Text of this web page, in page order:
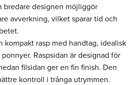
bredare designen möjliggör
avverkning, vilket sparar tid och
kompakt rasp med handtag, idealisk
Raspsidan är designad för
filsidan ger en fin finish. Den
kontroll i trånga utrymmen.